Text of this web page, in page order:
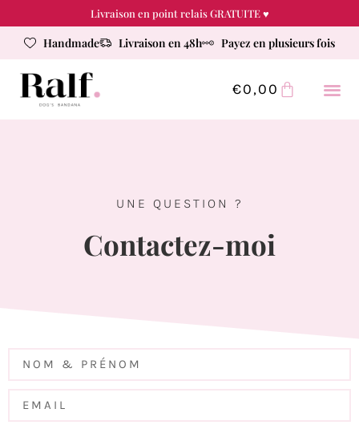
Livraison en point relais GRATUITE ♥
Handmade Livraison en 48h Payez en plusieurs fois
€0,00
UNE QUESTION ?
Contactez-moi